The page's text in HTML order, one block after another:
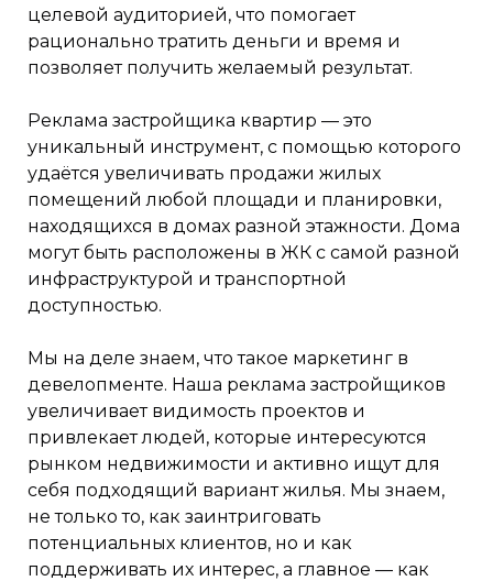
целевой аудиторией, что помогает
рационально тратить деньги и время и
позволяет получить желаемый результат.
Реклама застройщика квартир — это
уникальный инструмент, с помощью которого
удаётся увеличивать продажи жилых
помещений любой площади и планировки,
находящихся в домах разной этажности. Дома
могут быть расположены в ЖК с самой разной
инфраструктурой и транспортной
доступностью.
Мы на деле знаем, что такое маркетинг в
девелопменте. Наша реклама застройщиков
увеличивает видимость проектов и
привлекает людей, которые интересуются
рынком недвижимости и активно ищут для
себя подходящий вариант жилья. Мы знаем,
не только то, как заинтриговать
потенциальных клиентов, но и как
поддерживать их интерес, а главное — как